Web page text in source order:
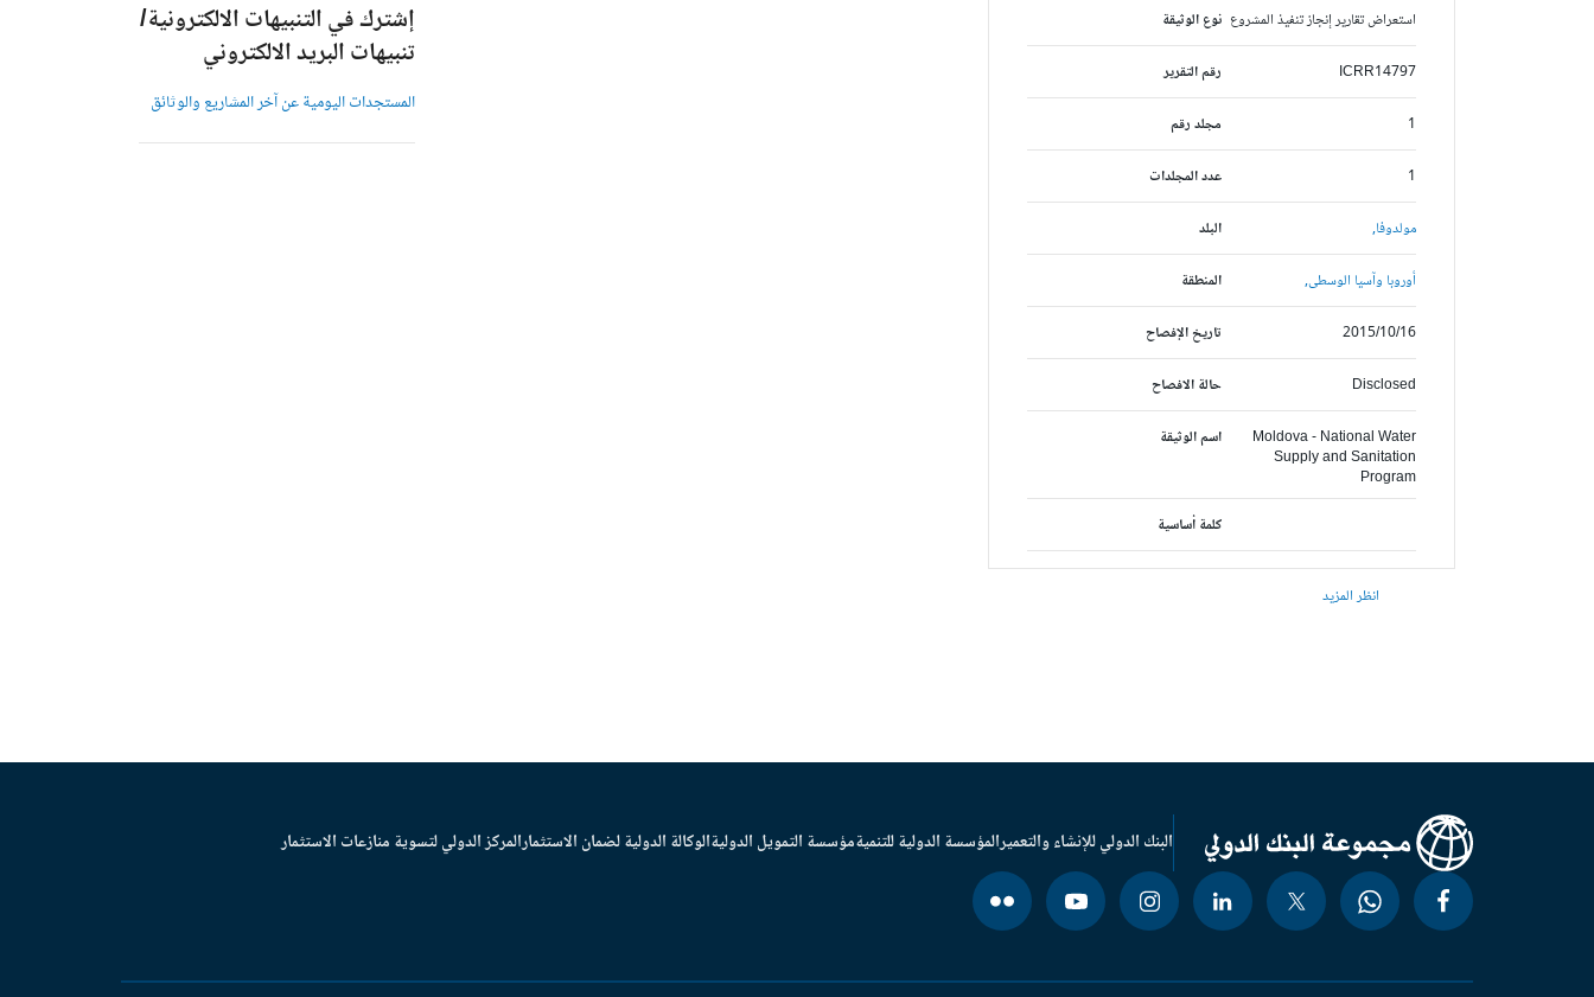
نوع الوثيقة استعراض تقارير إنجاز تنفيذ المشروع
رقم التقرير ICRR14797
مجلد رقم 1
عدد المجلدات 1
البلد مولدوفا,
المنطقة أوروبا وآسيا الوسطى,
تاريخ الإفصاح 2015/10/16
حالة الافصاح Disclosed
اسم الوثيقة
Moldova - National Water
Supply and Sanitation
Program
كلمة أساسية
انظر المزيد
إشترك في التنبيهات الالكترونية/
تنبيهات البريد الالكتروني
المستجدات اليومية عن آخر المشاريع والوثائق
البنك الدولي للإنشاء والتعميرالمؤسسة الدولية للتنميةمؤسسة التمويل الدوليةالوكالة الدولية لضمان الاستثمارالمركز الدولي لتسوية منازعات الاستثمار